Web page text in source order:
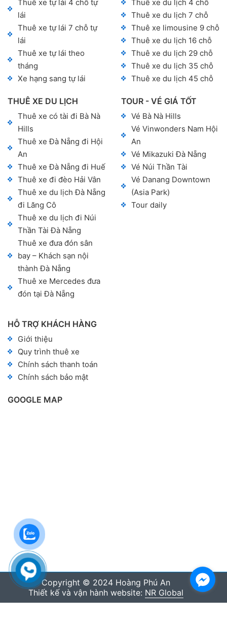
Thuê xe tự lái 4 chỗ tự
lái
Thuê xe tự lái 7 chỗ tự
lái
Thuê xe tự lái theo
tháng
Xe hạng sang tự lái
THUÊ XE DU LỊCH
Thuê xe có tài đi Bà Nà
Hills
Thuê xe Đà Nẵng đi Hội
An
Thuê xe Đà Nẵng đi Huế
Thuê xe đi đèo Hải Vân
Thuê xe du lịch Đà Nẵng
đi Lăng Cô
Thuê xe du lịch đi Núi
Thần Tài Đà Nẵng
Thuê xe đưa đón sân
bay – Khách sạn nội
thành Đà Nẵng
Thuê xe Mercedes đưa
đón tại Đà Nẵng
Thuê xe du lịch 4 chỗ
Thuê xe du lịch 7 chỗ
Thuê xe limousine 9 chỗ
Thuê xe du lịch 16 chỗ
Thuê xe du lịch 29 chỗ
Thuê xe du lịch 35 chỗ
Thuê xe du lịch 45 chỗ
TOUR - VÉ GIÁ TỐT
Vé Bà Nà Hills
Vé Vinwonders Nam Hội
An
Vé Mikazuki Đà Nẵng
Vé Núi Thần Tài
Vé Danang Downtown
(Asia Park)
Tour daily
GOOGLE MAP
HỖ TRỢ KHÁCH HÀNG
Giới thiệu
Quy trình thuê xe
Chính sách thanh toán
Chính sách bảo mật
Copyright © 2024 Hoàng Phú An
Thiết kế và vận hành website: NR Global